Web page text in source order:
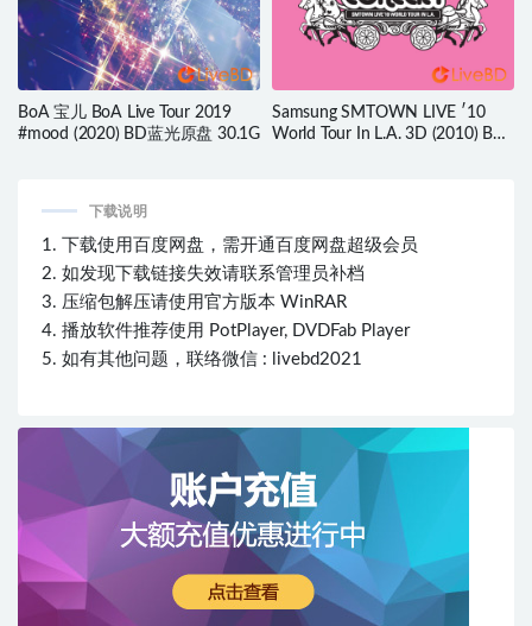
BoA 宝儿 BoA Live Tour 2019
#mood (2020) BD蓝光原盘 30.1G
Samsung SMTOWN LIVE ′10
World Tour In L.A. 3D (2010) BD
下载说明
1. 下载使用百度网盘，需开通百度网盘超级会员
2. 如发现下载链接失效请联系管理员补档
3. 压缩包解压请使用官方版本 WinRAR
4. 播放软件推荐使用 PotPlayer, DVDFab Player
5. 如有其他问题，联络微信 : livebd2021